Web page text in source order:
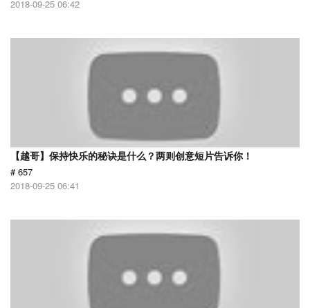
2018-09-25 06:42
【越哥】保持快乐的秘诀是什么？两则创意短片告诉你！
# 657
2018-09-25 06:41